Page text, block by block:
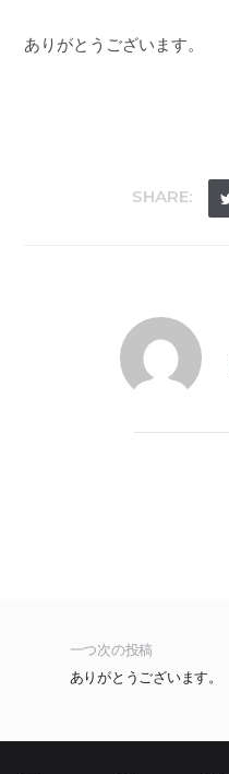
ありがとうございます。
SHARE:
一つ次の投稿
ありがとうございます。